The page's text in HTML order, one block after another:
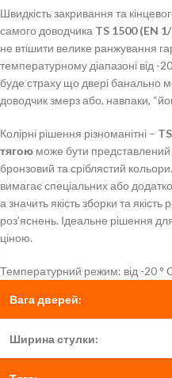
Швидкість закривання та
самого доводчика TS 1500 (EN
не втішити велике ранжування
температурному діапазоні від
буде страху що двері банально
доводчик змерз або, навпаки,
Колірні рішення різноманітні –
тягою може бути представлений
бронзовий та сріблястий
вимагає спеціальних або
а значить якість зборки та
роз’яснень. Ідеальне рішення
ціною.
Температурний режим: від -20 °
Вага дверей:
Ширина стулки: